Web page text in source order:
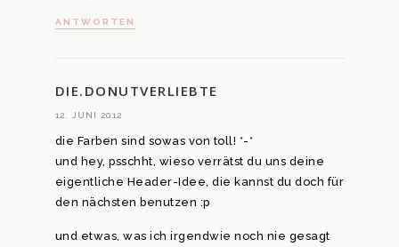
ANTWORTEN
DIE.DONUTVERLIEBTE
12. JUNI 2012
die Farben sind sowas von toll! *-*
und hey, psschht, wieso verrätst du uns deine
eigentliche Header-Idee, die kannst du doch für
den nächsten benutzen :p
und etwas, was ich irgendwie noch nie gesagt